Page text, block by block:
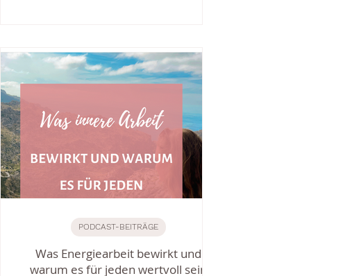
Was Energiearbeit bewirkt und
warum es für jeden wertvoll sein
PODCAST-BEITRÄGE